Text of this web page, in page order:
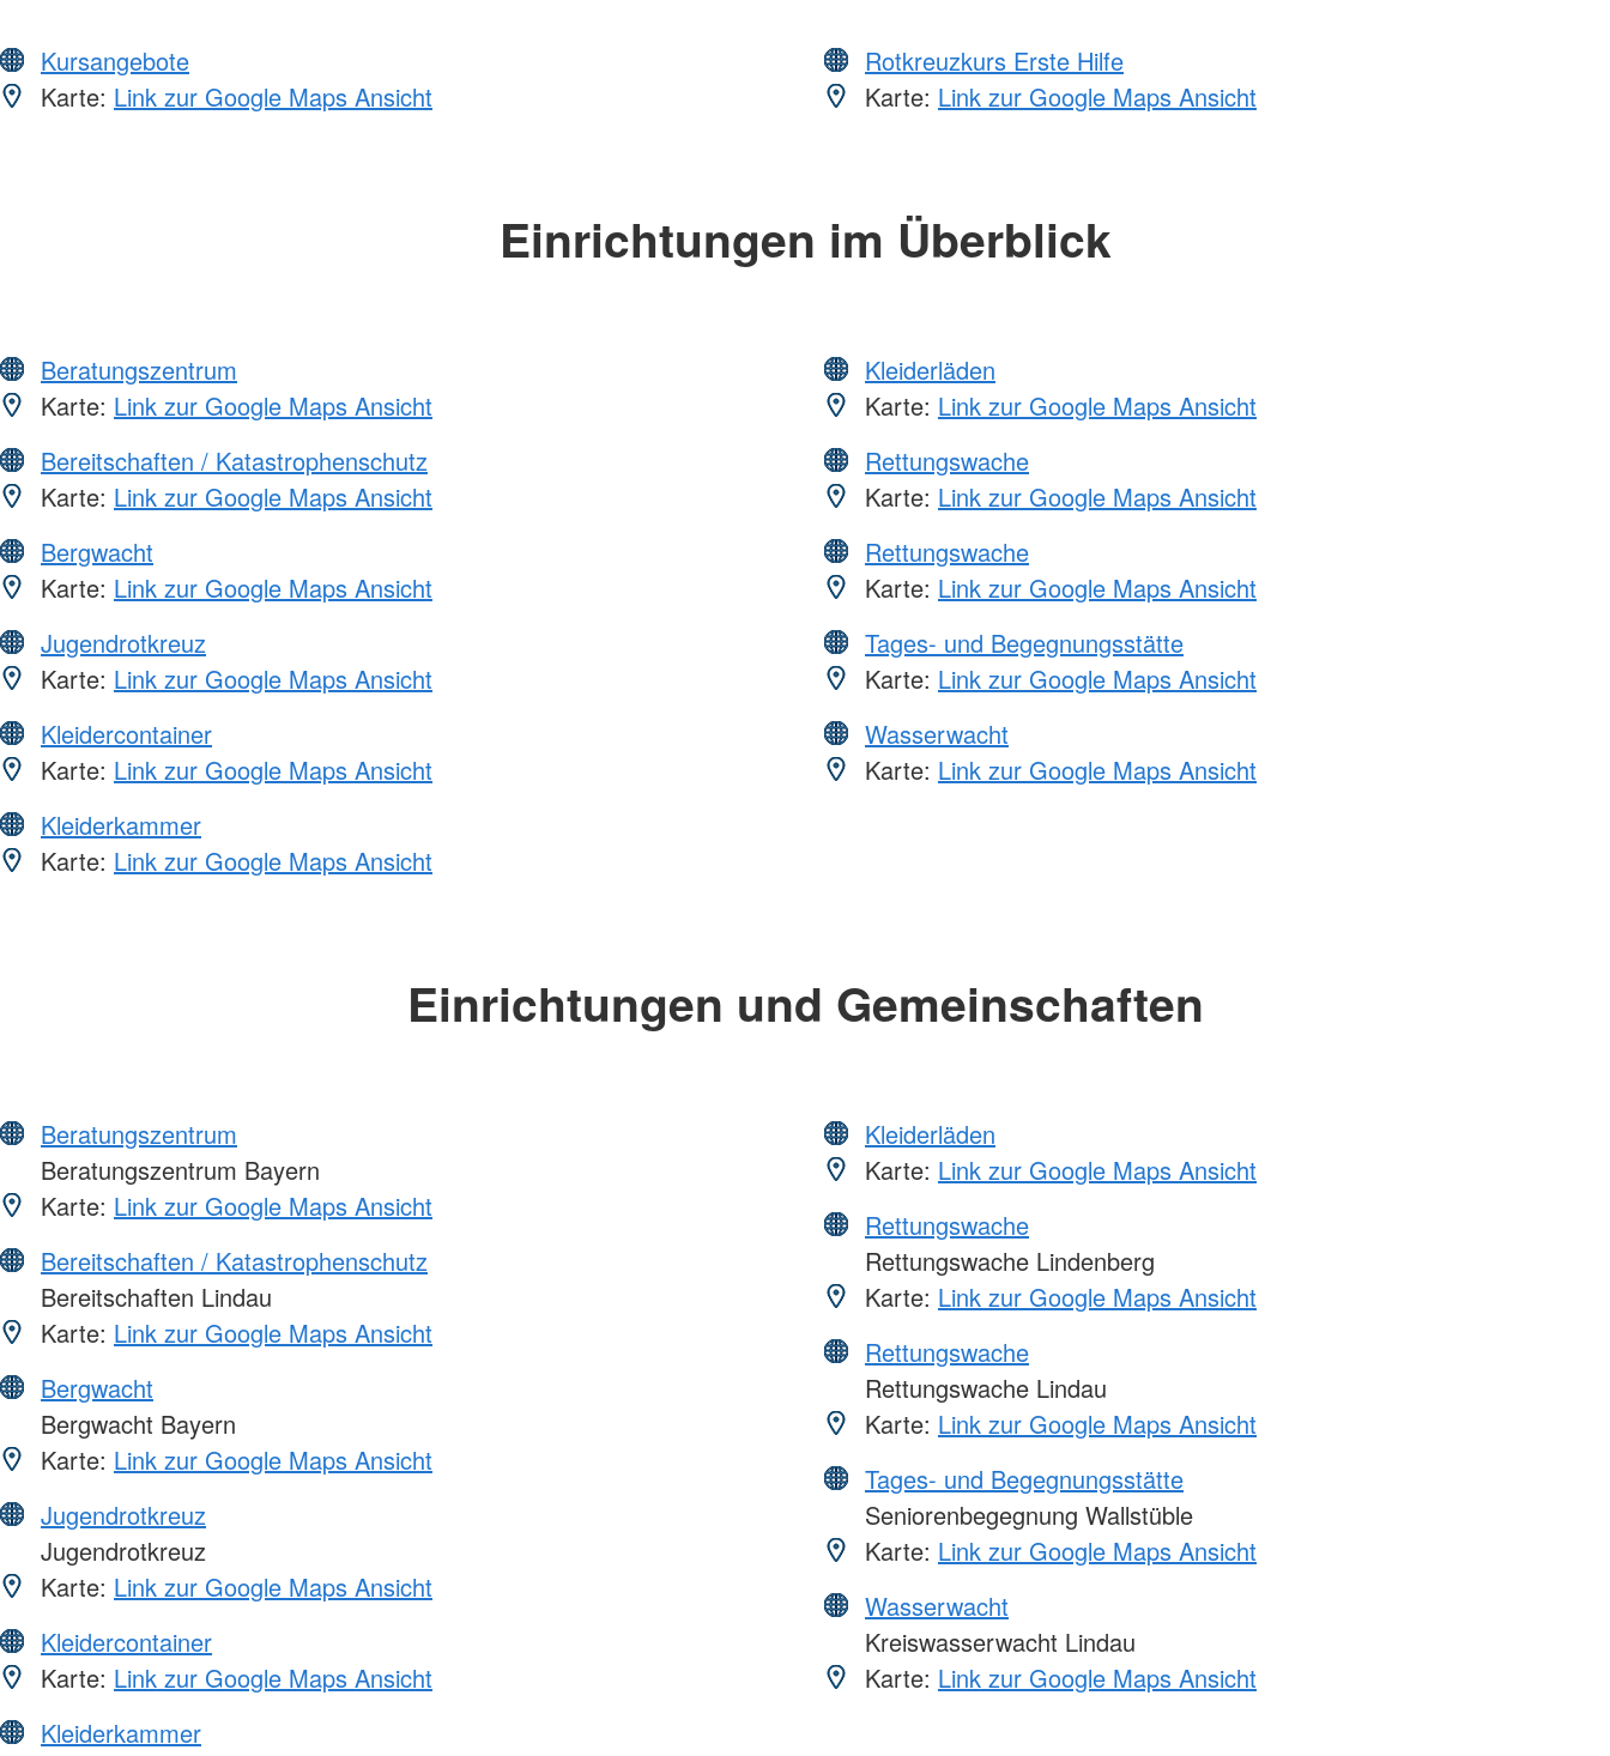
Kursangebote
Karte: Link zur Google Maps Ansicht
Rotkreuzkurs Erste Hilfe
Karte: Link zur Google Maps Ansicht
Einrichtungen im Überblick
Beratungszentrum
Karte: Link zur Google Maps Ansicht
Bereitschaften / Katastrophenschutz
Karte: Link zur Google Maps Ansicht
Bergwacht
Karte: Link zur Google Maps Ansicht
Jugendrotkreuz
Karte: Link zur Google Maps Ansicht
Kleidercontainer
Karte: Link zur Google Maps Ansicht
Kleiderkammer
Karte: Link zur Google Maps Ansicht
Kleiderläden
Karte: Link zur Google Maps Ansicht
Rettungswache
Karte: Link zur Google Maps Ansicht
Rettungswache
Karte: Link zur Google Maps Ansicht
Tages- und Begegnungsstätte
Karte: Link zur Google Maps Ansicht
Wasserwacht
Karte: Link zur Google Maps Ansicht
Einrichtungen und Gemeinschaften
Beratungszentrum
Beratungszentrum Bayern
Karte: Link zur Google Maps Ansicht
Bereitschaften / Katastrophenschutz
Bereitschaften Lindau
Karte: Link zur Google Maps Ansicht
Bergwacht
Bergwacht Bayern
Karte: Link zur Google Maps Ansicht
Jugendrotkreuz
Jugendrotkreuz
Karte: Link zur Google Maps Ansicht
Kleidercontainer
Karte: Link zur Google Maps Ansicht
Kleiderkammer
Kleiderläden
Karte: Link zur Google Maps Ansicht
Rettungswache
Rettungswache Lindenberg
Karte: Link zur Google Maps Ansicht
Rettungswache
Rettungswache Lindau
Karte: Link zur Google Maps Ansicht
Tages- und Begegnungsstätte
Seniorenbegegnung Wallstüble
Karte: Link zur Google Maps Ansicht
Wasserwacht
Kreiswasserwacht Lindau
Karte: Link zur Google Maps Ansicht